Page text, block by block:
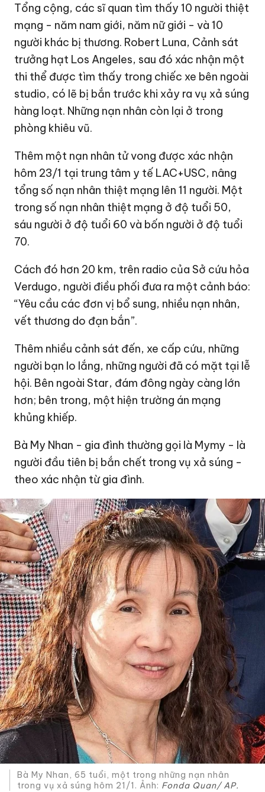
Tổng cộng, các sĩ quan tìm thấy 10 người thiệt
mạng - năm nam giới, năm nữ giới - và 10
người khác bị thương. Robert Luna, Cảnh sát
trưởng hạt Los Angeles, sau đó xác nhận một
thi thể được tìm thấy trong chiếc xe bên ngoài
studio, có lẽ bị bắn trước khi xảy ra vụ xả súng
hàng loạt. Những nạn nhân còn lại ở trong
phòng khiêu vũ.
Thêm một nạn nhân tử vong được xác nhận
hôm 23/1 tại trung tâm y tế LAC+USC, nâng
tổng số nạn nhân thiệt mạng lên 11 người. Một
trong số nạn nhân thiệt mạng ở độ tuổi 50,
sáu người ở độ tuổi 60 và bốn người ở độ tuổi
70.
Cách đó hơn 20 km, trên radio của Sở cứu hỏa
Verdugo, người điều phối đưa ra một cảnh báo:
“Yêu cầu các đơn vị bổ sung, nhiều nạn nhân,
vết thương do đạn bắn”.
Thêm nhiều cảnh sát đến, xe cấp cứu, những
người bạn lo lắng, những người đã có mặt tại lễ
hội. Bên ngoài Star, đám đông ngày càng lớn
hơn; bên trong, một hiện trường án mạng
khủng khiếp.
Bà My Nhan - gia đình thường gọi là Mymy - là
người đầu tiên bị bắn chết trong vụ xả súng -
theo xác nhận từ gia đình.
Bà My Nhan, 65 tuổi, một trong những nạn nhân
trong vụ xả súng hôm 21/1. Ảnh: Fonda Quan/ AP.